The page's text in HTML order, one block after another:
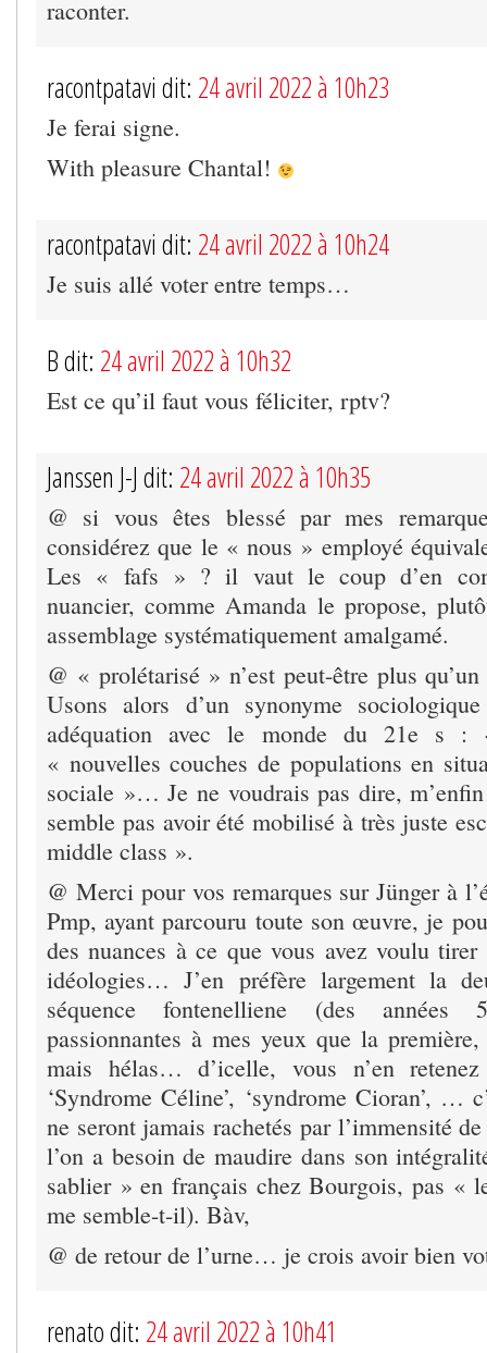
raconter.
racontpatavi dit: 24 avril 2022 à 10h23
Je ferai signe.
With pleasure Chantal!
racontpatavi dit: 24 avril 2022 à 10h24
Je suis allé voter entre temps…
B dit: 24 avril 2022 à 10h32
Est ce qu’il faut vous féliciter, rptv?
Janssen J-J dit: 24 avril 2022 à 10h35
@ si vous êtes blessé par mes
considérez que le « nous » employé
Les « fafs » ? il vaut le coup d’en
nuancier, comme Amanda le propose,
assemblage systématiquement amalgamé.
@ « prolétarisé » n’est peut-être plus
Usons alors d’un synonyme
adéquation avec le monde du 21e s :
« nouvelles couches de populations en
sociale »… Je ne voudrais pas dire,
semble pas avoir été mobilisé à très juste
middle class ».
@ Merci pour vos remarques sur Jünger à
Pmp, ayant parcouru toute son œuvre, je
des nuances à ce que vous avez voulu
idéologies… J’en préfère largement la
séquence fontenelliene (des
passionnantes à mes yeux que la
mais hélas… d’icelle, vous n’en
‘Syndrome Céline’, ‘syndrome Cioran’, …
ne seront jamais rachetés par l’immensité
l’on a besoin de maudire dans son
sablier » en français chez Bourgois, pas «
me semble-t-il). Bàv,
@ de retour de l’urne… je crois avoir bien
renato dit: 24 avril 2022 à 10h41